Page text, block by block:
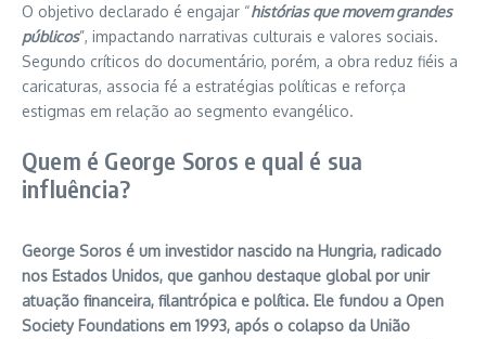
O objetivo declarado é engajar “histórias que movem grandes
públicos”, impactando narrativas culturais e valores sociais.
Segundo críticos do documentário, porém, a obra reduz fiéis a
caricaturas, associa fé a estratégias políticas e reforça
estigmas em relação ao segmento evangélico.
Quem é George Soros e qual é sua
influência?
George Soros é um investidor nascido na Hungria, radicado
nos Estados Unidos, que ganhou destaque global por unir
atuação financeira, filantrópica e política. Ele fundou a Open
Society Foundations em 1993, após o colapso da União